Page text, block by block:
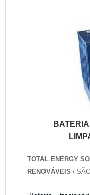
TOTAL ENERGY
RENOVÁVEIS /